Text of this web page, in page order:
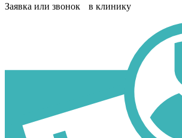
Заявка или звонок в клинику